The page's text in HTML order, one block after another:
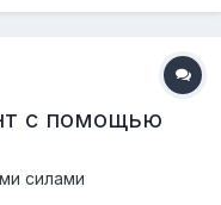
с помощью
силами